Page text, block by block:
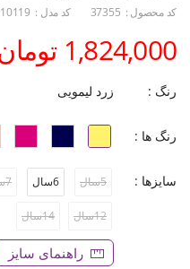
کد محصول : 37355 کد مدل : 10119
1,824,000 تومان
رنگ : زرد لیمویی
رنگ ها :
سایزها : 5سال 6سال 7سال
12سال 14سال
راهنمای سایز